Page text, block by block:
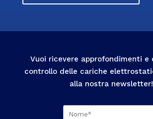
Vuoi ricevere approfondimenti e
controllo delle cariche
alla nostra newsletter!